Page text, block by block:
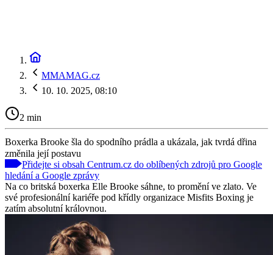
MMAMAG.cz
10. 10. 2025, 08:10
2 min
Boxerka Brooke šla do spodního prádla a ukázala, jak tvrdá dřina
změnila její postavu
Přidejte si obsah Centrum.cz do oblíbených zdrojů pro Google
hledání a Google zprávy
Na co britská boxerka Elle Brooke sáhne, to promění ve zlato. Ve
své profesionální kariéře pod křídly organizace Misfits Boxing je
zatím absolutní královnou.